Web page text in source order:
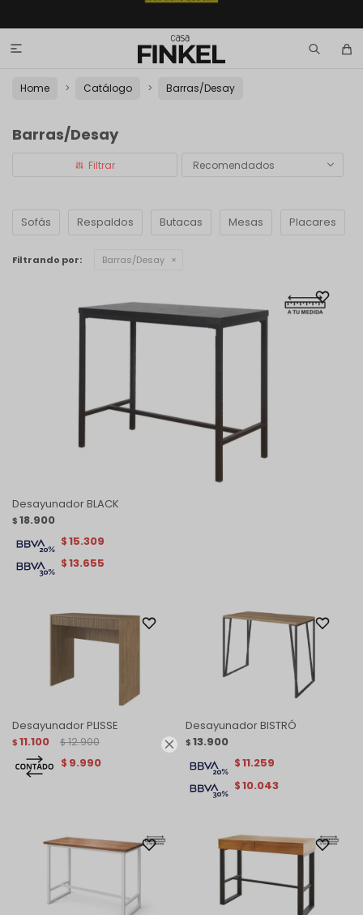


Home Catálogo Barras/Desay
Barras/Desay
Recomendados
Sofás Respaldos Butacas Mesas Placares
Filtrando por: Barras/Desay
Desayunador BLACK
$ 18.900
$13.655
$15.309
Desayunador PLISSE
$ 11.100 $ 12.900
$ 9.990
Desayunador BISTRÓ
$ 13.900
$10.043
$11.259